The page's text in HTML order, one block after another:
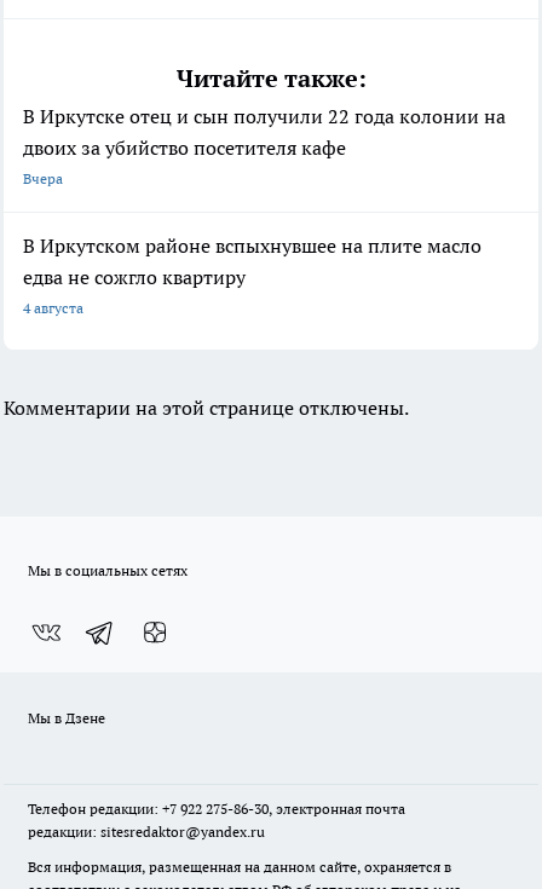
Читайте также:
В Иркутске отец и сын получили 22 года колонии на
двоих за убийство посетителя кафе
Вчера
В Иркутском районе вспыхнувшее на плите масло
едва не сожгло квартиру
4 августа
Комментарии на этой странице отключены.
Мы в социальных сетях
Мы в Дзене
Телефон редакции: +7 922 275-86-30, электронная почта
редакции: sitesredaktor@yandex.ru
Вся информация, размещенная на данном сайте, охраняется в